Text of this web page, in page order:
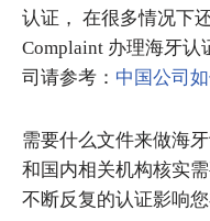
认证， 在很多情况下
Complaint 办理海牙
司请参考： 中国公司
需要什么文件来做海
和国内相关机构核实
不断反复的认证影响